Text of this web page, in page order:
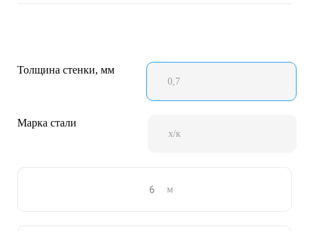
Толщина стенки, мм
0,7
Марка стали
х/к
м